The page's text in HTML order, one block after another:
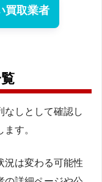
買取業者
なしとして確認し
す。
況は変わる可能性